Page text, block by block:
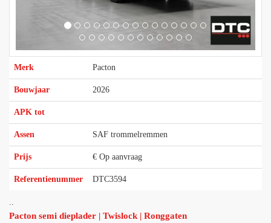
Merk Pacton
Bouwjaar 2026
APK tot
Assen SAF trommelremmen
Prijs € Op aanvraag
Referentienummer DTC3594
Pacton semi dieplader | Twislock | Ronggaten